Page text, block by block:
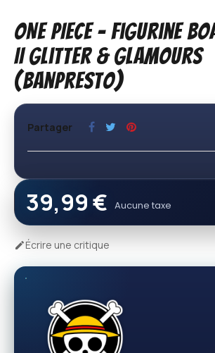
ONE PIECE – Figurine
II Glitter & Glamours
(Banpresto)
Partager
39,99 € Aucune taxe
Écrire une critique